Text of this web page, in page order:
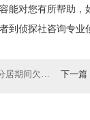
能对您有所帮助，
到侦探社咨询专业
长沙要债：分居期间欠的债务如何办也要共同还吗 下一篇